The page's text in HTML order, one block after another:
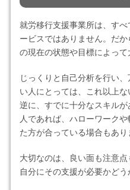
就労移行支援事業所は、す
ービスではありません。だ
の現在の状態や目標によって
じっくりと自己分析を行い
い人にとっては、これ以上な
逆に、すでに十分なスキル
人であれば、ハローワーク
た方が合っている場合もあり
大切なのは、良い面も注意
自分にその支援が必要かどう